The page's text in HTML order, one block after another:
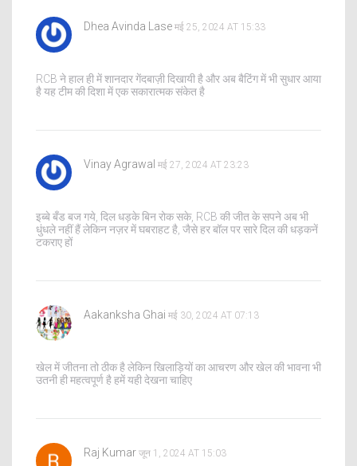
Dhea Avinda Lase मई 25, 2024 AT 15:33
RCB ने हाल ही में शानदार गेंदबाज़ी दिखायी है और अब बैटिंग में भी सुधार आया
है यह टीम की दिशा में एक सकारात्मक संकेत है
Vinay Agrawal मई 27, 2024 AT 23:23
इब्बे बँड बज गये, दिल धड़के बिन रोक सके, RCB की जीत के सपने अब भी
धुंधले नहीं हैं लेकिन नज़र में घबराहट है, जैसे हर बॉल पर सारे दिल की धड़कनें
टकराए हों
Aakanksha Ghai मई 30, 2024 AT 07:13
खेल में जीतना तो ठीक है लेकिन खिलाड़ियों का आचरण और खेल की भावना भी
उतनी ही महत्वपूर्ण है हमें यही देखना चाहिए
Raj Kumar जून 1, 2024 AT 15:03